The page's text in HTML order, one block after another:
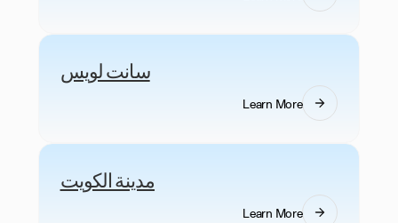
سانت لويس
Learn More
مدينة الكويت
Learn More